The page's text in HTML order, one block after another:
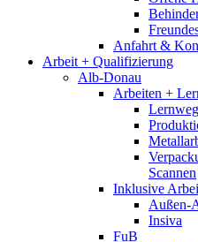
Anfahrt &
Arbeit + Qualifizierung
Alb-Donau
Arbeiten +
Lernweg
Scannen
Inklusive
Außen-
Insiva
FuB